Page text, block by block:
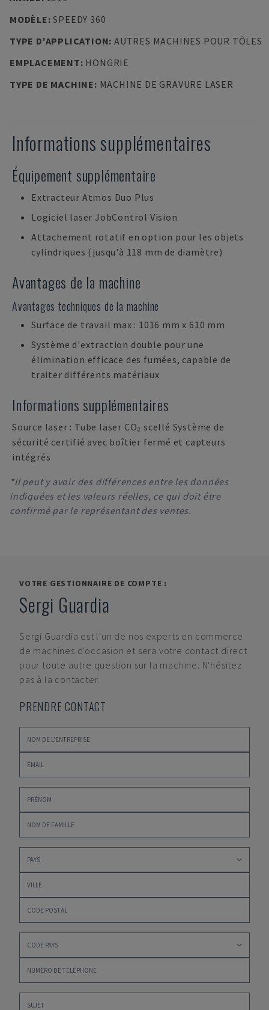
MODÈLE:SPEEDY 360
TYPE D'APPLICATION: AUTRES MACHINES POUR TÔLES
EMPLACEMENT: HONGRIE
TYPE DE MACHINE: MACHINE DE GRAVURE LASER
Informations supplémentaires
Équipement supplémentaire
Extracteur Atmos Duo Plus
Logiciel laser JobControl Vision
Attachement rotatif en option pour les objets
cylindriques (jusqu'à 118 mm de diamètre)
Avantages de la machine
Avantages techniques de la machine
Surface de travail max : 1016 mm x 610 mm
Système d'extraction double pour une
élimination efficace des fumées, capable de
traiter différents matériaux
Informations supplémentaires
Source laser : Tube laser CO₂ scellé Système de
sécurité certifié avec boîtier fermé et capteurs
intégrés
*Il peut y avoir des différences entre les données
indiquées et les valeurs réelles, ce qui doit être
confirmé par le représentant des ventes.
VOTRE GESTIONNAIRE DE COMPTE :
Sergi Guardia
Sergi Guardia est l'un de nos experts en commerce
de machines d'occasion et sera votre contact direct
pour toute autre question sur la machine. N'hésitez
pas à la contacter.
PRENDRE CONTACT